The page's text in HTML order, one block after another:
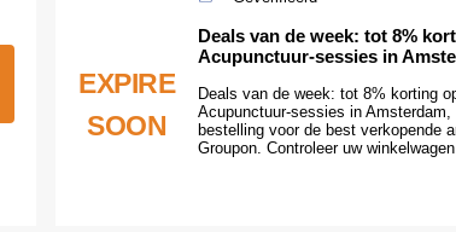
EXPIRE
SOON
Deals van de week: tot 8%
Acupunctuur-sessies in
Deals van de week: tot 8% korting
Acupunctuur-sessies in Amsterdam,
bestelling voor de best verkopende
Groupon. Controleer uw